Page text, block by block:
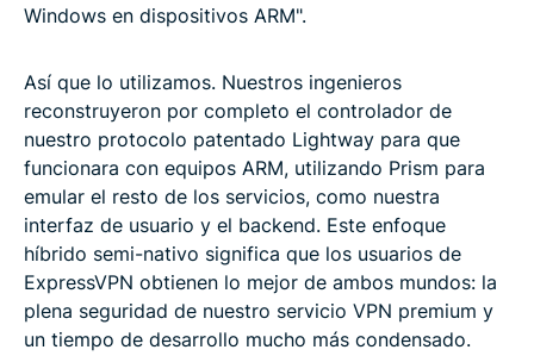
Windows en dispositivos ARM".
Así que lo utilizamos. Nuestros ingenieros
reconstruyeron por completo el controlador de
nuestro protocolo patentado Lightway para que
funcionara con equipos ARM, utilizando Prism para
emular el resto de los servicios, como nuestra
interfaz de usuario y el backend. Este enfoque
híbrido semi-nativo significa que los usuarios de
ExpressVPN obtienen lo mejor de ambos mundos: la
plena seguridad de nuestro servicio VPN premium y
un tiempo de desarrollo mucho más condensado.